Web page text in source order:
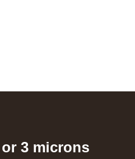
3 microns